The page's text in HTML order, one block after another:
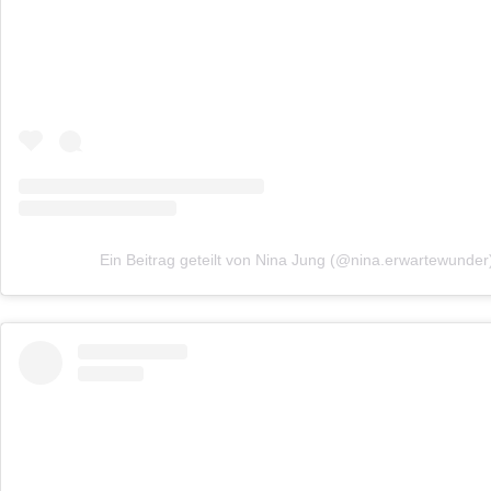
Ein Beitrag geteilt von Nina Jung